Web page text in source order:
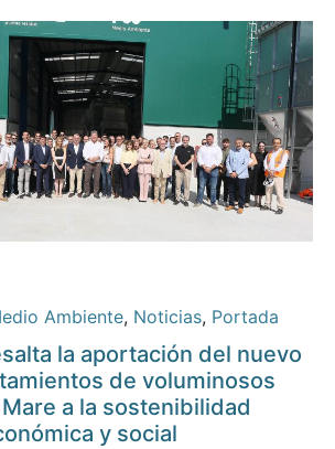
Ambiente, Noticias, Portada
la aportación del nuevo
de voluminosos
a la sostenibilidad
y social